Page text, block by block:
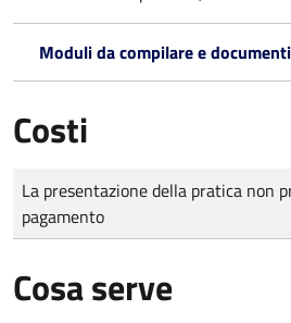
Moduli da compilare e
Costi
Tipo di pagamento
Importo
La presentazione della pratica non
pagamento
Cosa serve